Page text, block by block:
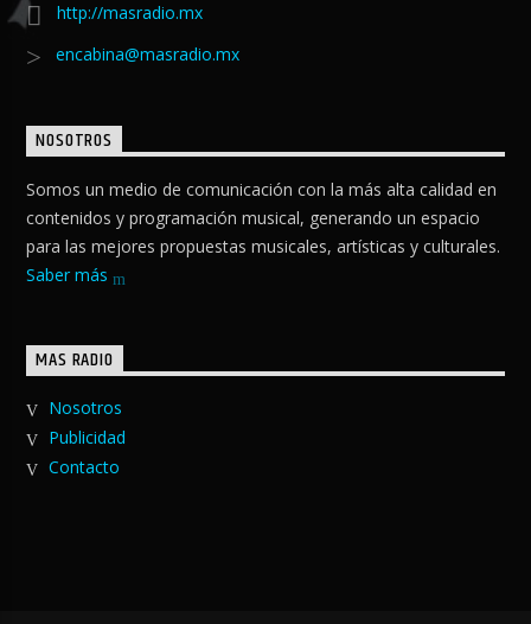
http://masradio.mx
encabina@masradio.mx
NOSOTROS
Somos un medio de comunicación con la más alta calidad en
contenidos y programación musical, generando un espacio
para las mejores propuestas musicales, artísticas y culturales.
Saber más
MAS RADIO
Nosotros
Publicidad
Contacto